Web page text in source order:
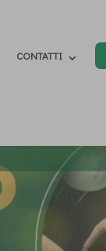
CONTATTI